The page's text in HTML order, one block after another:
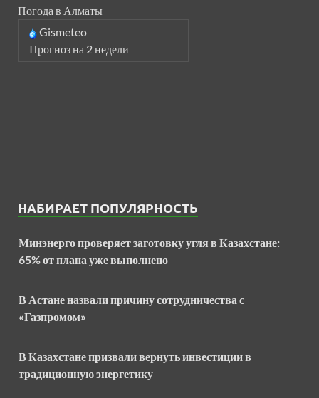
Погода в Алматы
Gismeteo
Прогноз на 2 недели
НАБИРАЕТ ПОПУЛЯРНОСТЬ
Минэнерго проверяет заготовку угля в Казахстане:
65% от плана уже выполнено
В Астане назвали причину сотрудничества с
«Газпромом»
В Казахстане призвали вернуть инвестиции в
традиционную энергетику